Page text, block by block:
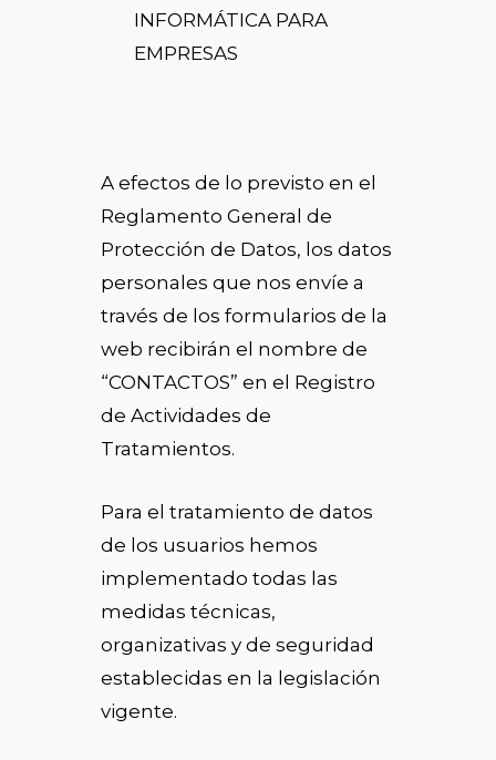
INFORMÁTICA PARA
EMPRESAS
A efectos de lo previsto en el
Reglamento General de
Protección de Datos, los datos
personales que nos envíe a
través de los formularios de la
web recibirán el nombre de
“CONTACTOS” en el Registro
de Actividades de
Tratamientos.
Para el tratamiento de datos
de los usuarios hemos
implementado todas las
medidas técnicas,
organizativas y de seguridad
establecidas en la legislación
vigente.